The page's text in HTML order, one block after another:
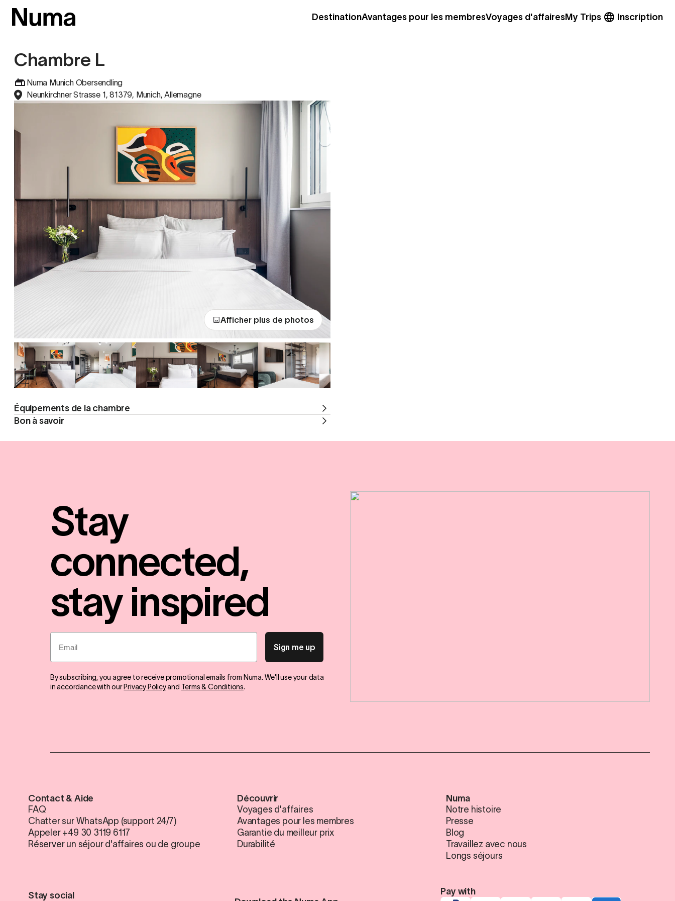
DestinationAvantages pour les membresVoyages d'affairesMy Trips Inscription
Chambre L
Numa Munich Obersendling
Neunkirchner Strasse 1, 81379, Munich, Allemagne
Afficher plus de photos
Équipements de la chambre
Bon à savoir
Stay
connected,
stay inspired
Email
Sign me up
By subscribing, you agree to receive promotional emails from Numa. We'll use your data
in accordance with our Privacy Policyand Terms & Conditions.
Contact & Aide
FAQ
Chatter sur WhatsApp (support 24/7)
Appeler +49 30 3119 6117
Réserver un séjour d'affaires ou de groupe
Découvrir
Voyages d'affaires
Avantages pour les membres
Garantie du meilleur prix
Durabilité
Numa
Notre histoire
Presse
Blog
Travaillez avec nous
Longs séjours
Stay social Pay with